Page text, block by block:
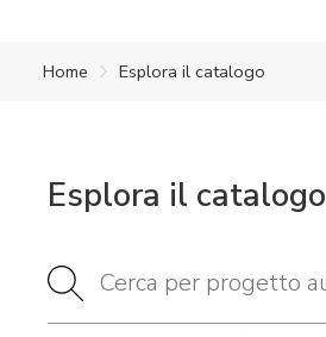
Home Esplora il catalogo
Esplora il catalogo